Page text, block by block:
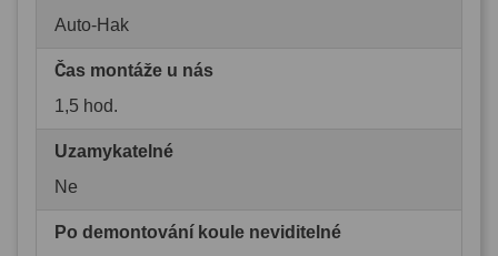
Auto-Hak
Čas montáže u nás
1,5 hod.
Uzamykatelné
Ne
Po demontování koule neviditelné